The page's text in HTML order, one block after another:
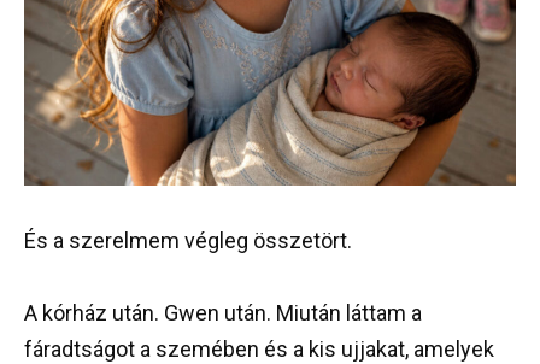
És a szerelmem végleg összetört.
A kórház után. Gwen után. Miután láttam a
fáradtságot a szemében és a kis ujjakat, amelyek